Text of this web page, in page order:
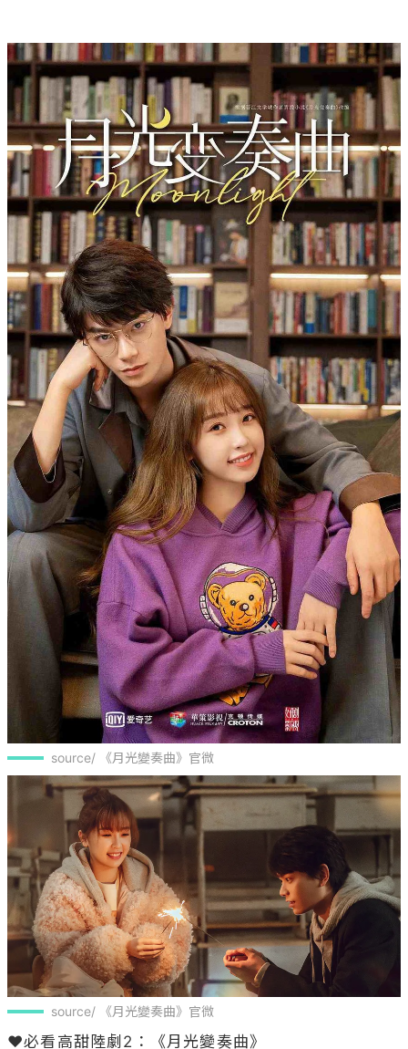
source/ 《月光變奏曲》官微
source/ 《月光變奏曲》官微
❤️必看高甜陸劇2：《月光變奏曲》